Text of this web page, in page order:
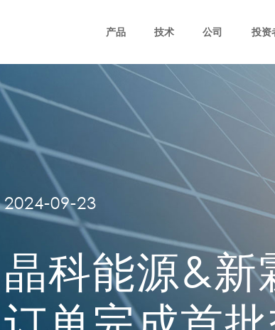
产品 技术 公司 投资
2024-09-23
晶科能源&新